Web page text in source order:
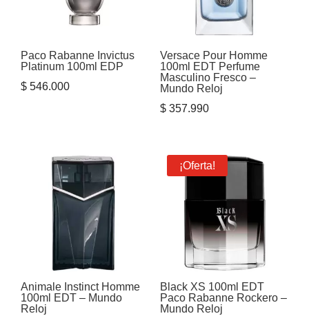
Paco Rabanne Invictus
Platinum 100ml EDP
$ 546.000
Versace Pour Homme
100ml EDT Perfume
Masculino Fresco –
Mundo Reloj
$357.990
Animale Instinct Homme
100ml EDT – Mundo
Reloj
¡Oferta!
Black XS 100ml EDT
Paco Rabanne Rockero –
Mundo Reloj